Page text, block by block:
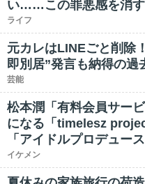
い……この罪悪感を消す
ライフ
元カレはLINEごと削除
即別居”発言も納得の過
芸能
松本潤「有料会員サー
になる「timelesz
「アイドルプロデュー
イケメン